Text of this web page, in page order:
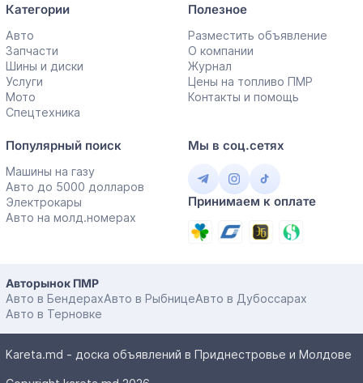
Категории
Авто
Запчасти
Шины и диски
Услуги
Мото
Спецтехника
Полезное
Разместить объявление
О компании
Журнал
Цены на топливо ПМР
Контакты и помощь
Популярный поиск
Машины на газу
Авто до 5000 долларов
Электрокары
Авто на молд.номерах
Мы в соц.сетях
Принимаем к оплате
Авторынок ПМР
Авто в БендерахАвто в РыбницеАвто в Дубоссарах
Авто в Терновке
Kareta.md - доска объявлений в Приднестровье и Молдове